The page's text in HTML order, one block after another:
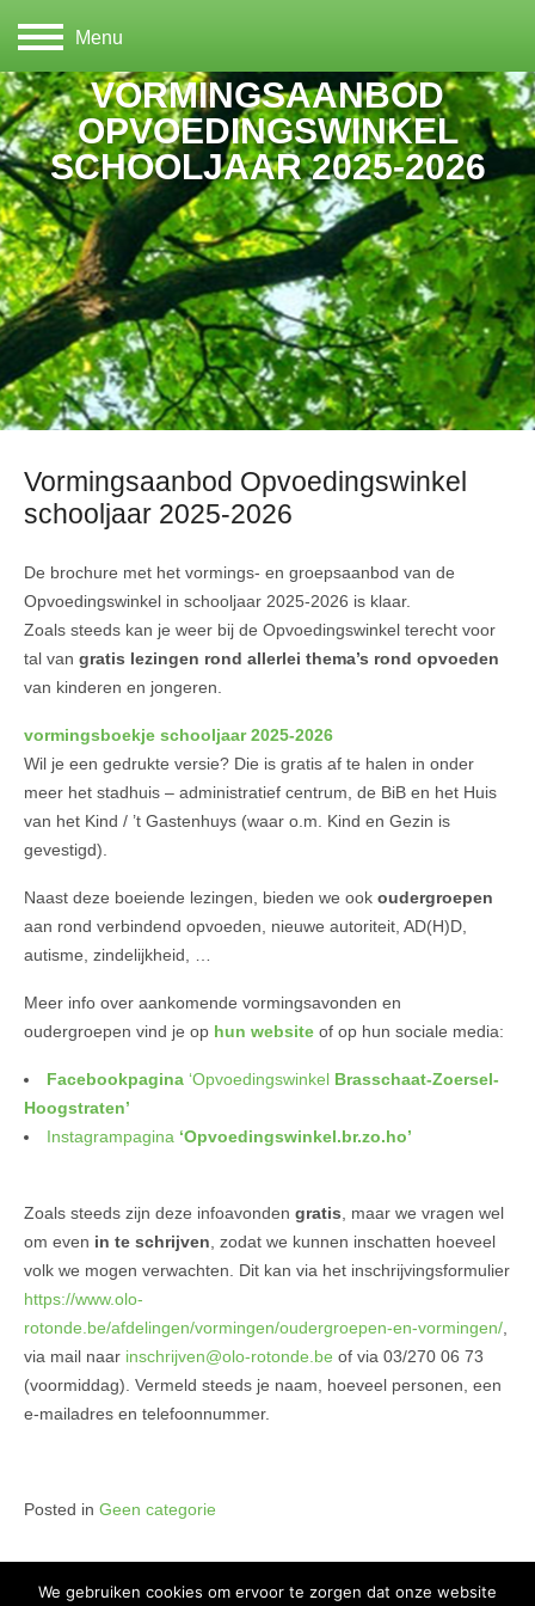
Menu
VORMINGSAANBOD
OPVOEDINGSWINKEL
SCHOOLJAAR 2025-2026
Vormingsaanbod Opvoedingswinkel
schooljaar 2025-2026
De brochure met het vormings- en groepsaanbod van de
Opvoedingswinkel in schooljaar 2025-2026 is klaar.
Zoals steeds kan je weer bij de Opvoedingswinkel terecht voor
tal van gratis lezingen rond allerlei thema’s rond opvoeden
van kinderen en jongeren.
vormingsboekje schooljaar 2025-2026
Wil je een gedrukte versie? Die is gratis af te halen in onder
meer het stadhuis – administratief centrum, de BiB en het Huis
van het Kind / ’t Gastenhuys (waar o.m. Kind en Gezin is
gevestigd).
Naast deze boeiende lezingen, bieden we ook oudergroepen
aan rond verbindend opvoeden, nieuwe autoriteit, AD(H)D,
autisme, zindelijkheid, …
Meer info over aankomende vormingsavonden en
oudergroepen vind je op hun website of op hun sociale media:
Facebookpagina‘Opvoedingswinkel
Brasschaat-Zoersel-
Hoogstraten’
Instagrampagina‘Opvoedingswinkel.br.zo.ho’
Zoals steeds zijn deze infoavonden gratis, maar we vragen wel
om even in te schrijven, zodat we kunnen inschatten hoeveel
volk we mogen verwachten. Dit kan via het inschrijvingsformulier
https://www.olo-
rotonde.be/afdelingen/vormingen/oudergroepen-en-vormingen/,
via mail naar inschrijven@olo-rotonde.be of via 03/270 06 73
(voormiddag). Vermeld steeds je naam, hoeveel personen, een
e-mailadres en telefoonnummer.
Posted in Geen categorie
We gebruiken cookies om ervoor te zorgen dat onze website